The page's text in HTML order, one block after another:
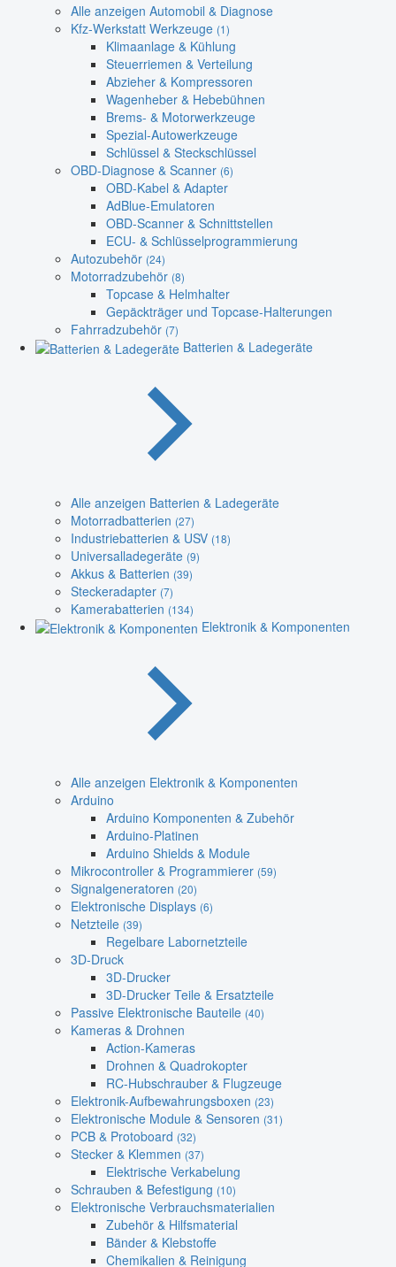
Alle anzeigen Automobil & Diagnose
Kfz-Werkstatt Werkzeuge (1)
Klimaanlage & Kühlung
Steuerriemen & Verteilung
Abzieher & Kompressoren
Wagenheber & Hebebühnen
Brems- & Motorwerkzeuge
Spezial-Autowerkzeuge
Schlüssel & Steckschlüssel
OBD-Diagnose & Scanner (6)
OBD-Kabel & Adapter
AdBlue-Emulatoren
OBD-Scanner & Schnittstellen
ECU- & Schlüsselprogrammierung
Autozubehör (24)
Motorradzubehör (8)
Topcase & Helmhalter
Gepäckträger und Topcase-Halterungen
Fahrradzubehör (7)
Batterien & Ladegeräte
Alle anzeigen Batterien & Ladegeräte
Motorradbatterien (27)
Industriebatterien & USV (18)
Universalladegeräte (9)
Akkus & Batterien (39)
Steckeradapter (7)
Kamerabatterien (134)
Elektronik & Komponenten
Alle anzeigen Elektronik & Komponenten
Arduino
Arduino Komponenten & Zubehör
Arduino-Platinen
Arduino Shields & Module
Mikrocontroller & Programmierer (59)
Signalgeneratoren (20)
Elektronische Displays (6)
Netzteile (39)
Regelbare Labornetzteile
3D-Druck
3D-Drucker
3D-Drucker Teile & Ersatzteile
Passive Elektronische Bauteile (40)
Kameras & Drohnen
Action-Kameras
Drohnen & Quadrokopter
RC-Hubschrauber & Flugzeuge
Elektronik-Aufbewahrungsboxen (23)
Elektronische Module & Sensoren (31)
PCB & Protoboard (32)
Stecker & Klemmen (37)
Elektrische Verkabelung
Schrauben & Befestigung (10)
Elektronische Verbrauchsmaterialien
Zubehör & Hilfsmaterial
Bänder & Klebstoffe
Chemikalien & Reinigung